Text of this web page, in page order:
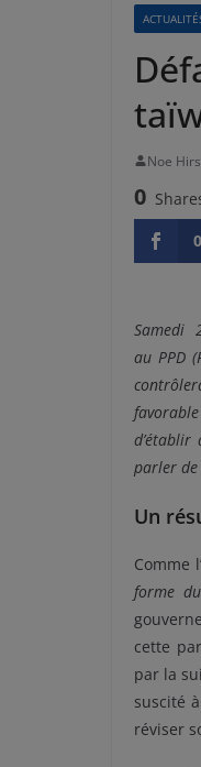
Noe
0
0
Samedi
au PPD
d’établir
parler de
Un
Comme
forme
cette
par la
suscité
réviser